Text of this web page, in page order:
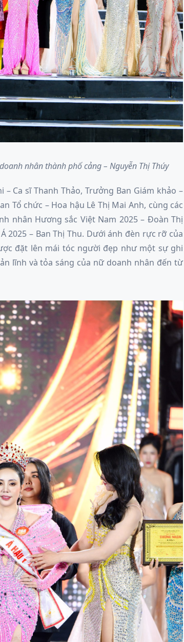
nhân thành phố cảng – Nguyễn Thị Thúy
Ca sĩ Thanh Thảo, Trưởng Ban Giám khảo –
Tổ chức – Hoa hậu Lê Thị Mai Anh, cùng các
nhân Hương sắc Việt Nam 2025 – Đoàn Thị
2025 – Ban Thị Thu. Dưới ánh đèn rực rỡ của
đặt lên mái tóc người đẹp như một sự ghi
lĩnh và tỏa sáng của nữ doanh nhân đến từ